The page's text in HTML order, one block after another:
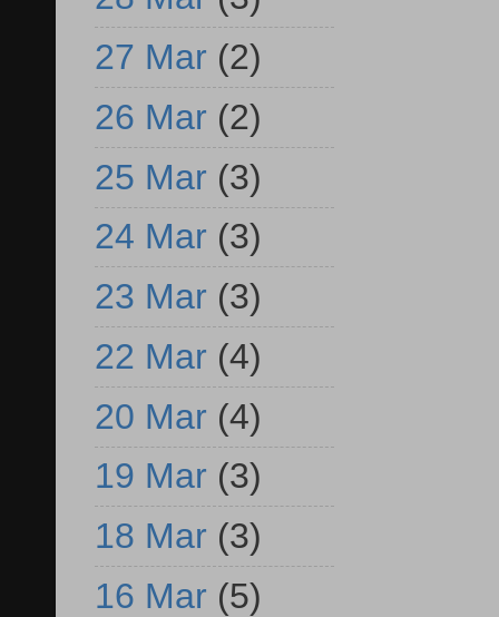
27 Mar (2)
26 Mar (2)
25 Mar (3)
24 Mar (3)
23 Mar (3)
22 Mar (4)
20 Mar (4)
19 Mar (3)
18 Mar (3)
16 Mar (5)